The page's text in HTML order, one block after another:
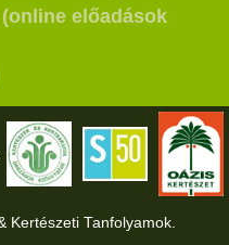
előadások
Kertészeti Tanfolyamok.